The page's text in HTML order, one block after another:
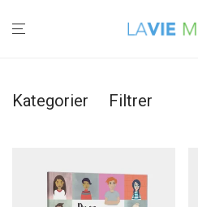
Kategorier Filtrer